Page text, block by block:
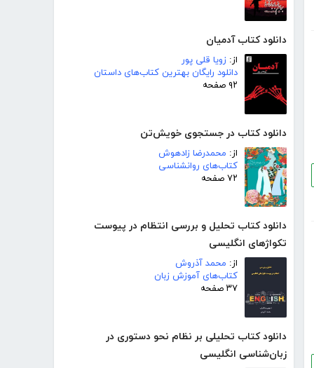
دانلود کتاب آدمیان
از: زویا قلی پور
دانلود رایگان بهترین کتاب‌های داستان
۹۲ صفحه
دانلود کتاب در جستجوی خویش‌تن
از: محمدرضا زادهوش
کتاب‌های روانشناسی
۷۲ صفحه
دانلود کتاب تحلیل و بررسی انتظام در پیوست
تکواژهای انگلیسی
از: محمد آذروش
کتاب‌های آموزش زبان
۳۷ صفحه
دانلود کتاب تحلیلی بر نظام نحو دستوری در
زبان‌شناسی انگلیسی